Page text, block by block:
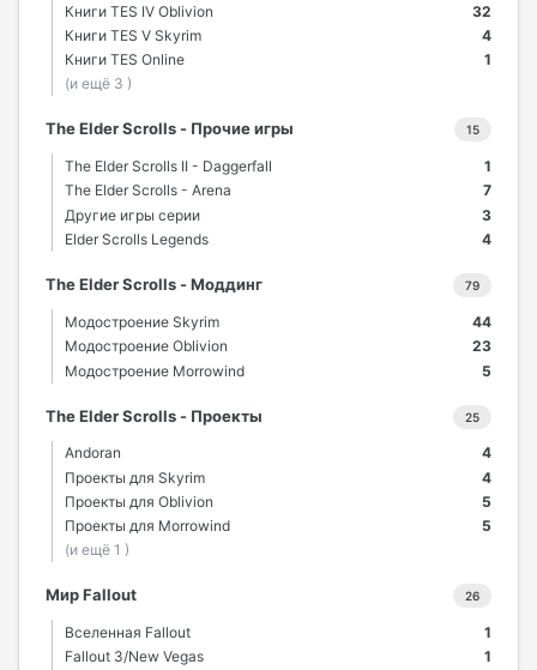
32
Книги TES IV Oblivion
4
Книги TES V Skyrim
1
Книги TES Online
(и ещё 3 )
15
The Elder Scrolls - Прочие игры
1
The Elder Scrolls II - Daggerfall
7
The Elder Scrolls - Arena
3
Другие игры серии
4
Elder Scrolls Legends
79
The Elder Scrolls - Моддинг
44
Модостроение Skyrim
23
Модостроение Oblivion
5
Модостроение Morrowind
25
The Elder Scrolls - Проекты
4
Andoran
4
Проекты для Skyrim
5
Проекты для Oblivion
5
Проекты для Morrowind
(и ещё 1 )
26
Мир Fallout
1
Вселенная Fallout
1
Fallout 3/New Vegas